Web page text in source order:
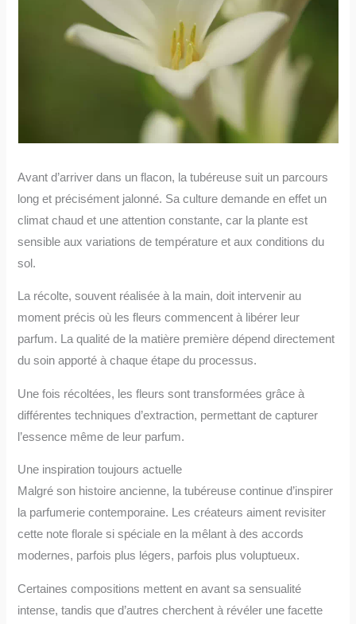
Avant d’arriver dans un flacon, la tubéreuse suit un parcours
long et précisément jalonné. Sa culture demande en effet un
climat chaud et une attention constante, car la plante est
sensible aux variations de température et aux conditions du
sol.
La récolte, souvent réalisée à la main, doit intervenir au
moment précis où les fleurs commencent à libérer leur
parfum. La qualité de la matière première dépend directement
du soin apporté à chaque étape du processus.
Une fois récoltées, les fleurs sont transformées grâce à
différentes techniques d’extraction, permettant de capturer
l’essence même de leur parfum.
Une inspiration toujours actuelle
Malgré son histoire ancienne, la tubéreuse continue d’inspirer
la parfumerie contemporaine. Les créateurs aiment revisiter
cette note florale si spéciale en la mêlant à des accords
modernes, parfois plus légers, parfois plus voluptueux.
Certaines compositions mettent en avant sa sensualité
intense, tandis que d’autres cherchent à révéler une facette